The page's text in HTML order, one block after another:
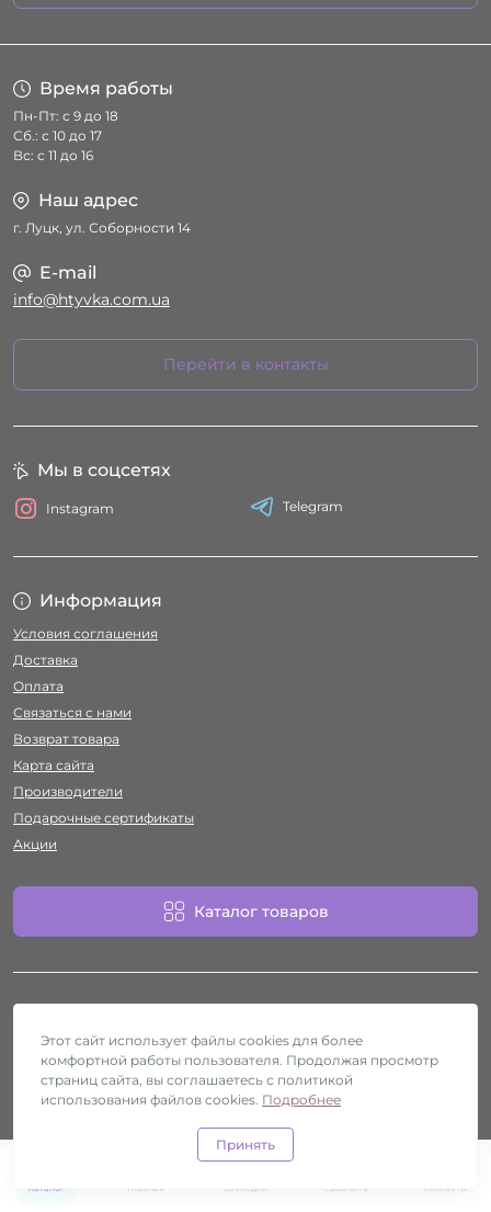
Каталог Главная Закладки
0
Сравнить Контакты
Время работы
Пн-Пт: с 9 до 18
Сб.: с 10 до 17
Вс: с 11 до 16
Наш адрес
г. Луцк, ул. Соборности 14
E-mail
info@htyvka.com.ua
Перейти в контакты
Информация
Условия соглашения
Доставка
Оплата
Связаться с нами
Возврат товара
Карта сайта
Производители
Подарочные сертификаты
Акции
Каталог товаров
Мы в соцсетях
Instagram Telegram
Работает наocStore
Секс-шоп Htyvka © 2026
Этот сайт использует файлы cookies для более
комфортной работы пользователя. Продолжая просмотр
страниц сайта, вы соглашаетесь с политикой
использования файлов cookies. Подробнее
Принять